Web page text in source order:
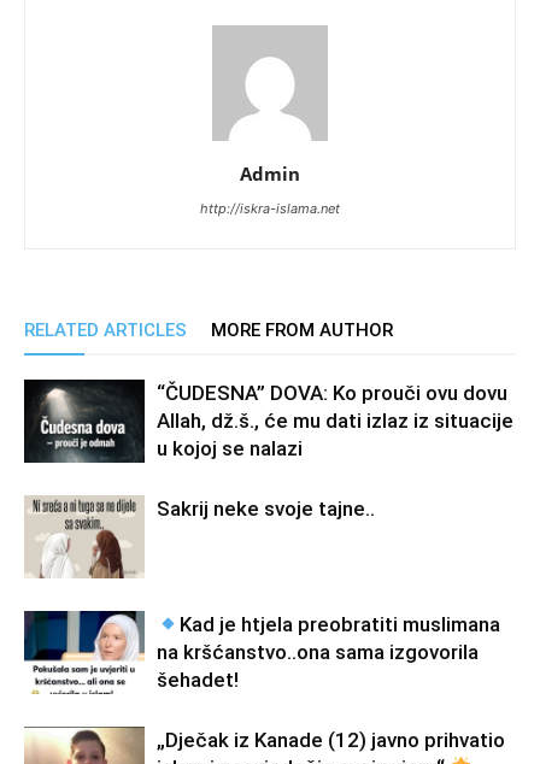
Admin
http://iskra-islama.net
RELATED ARTICLES MORE FROM AUTHOR
“ČUDESNA” DOVA: Ko prouči ovu dovu
Allah, dž.š., će mu dati izlaz iz situacije
u kojoj se nalazi
Sakrij neke svoje tajne..
Kad je htjela preobratiti muslimana
na kršćanstvo..ona sama izgovorila
šehadet!
„Dječak iz Kanade (12) javno prihvatio